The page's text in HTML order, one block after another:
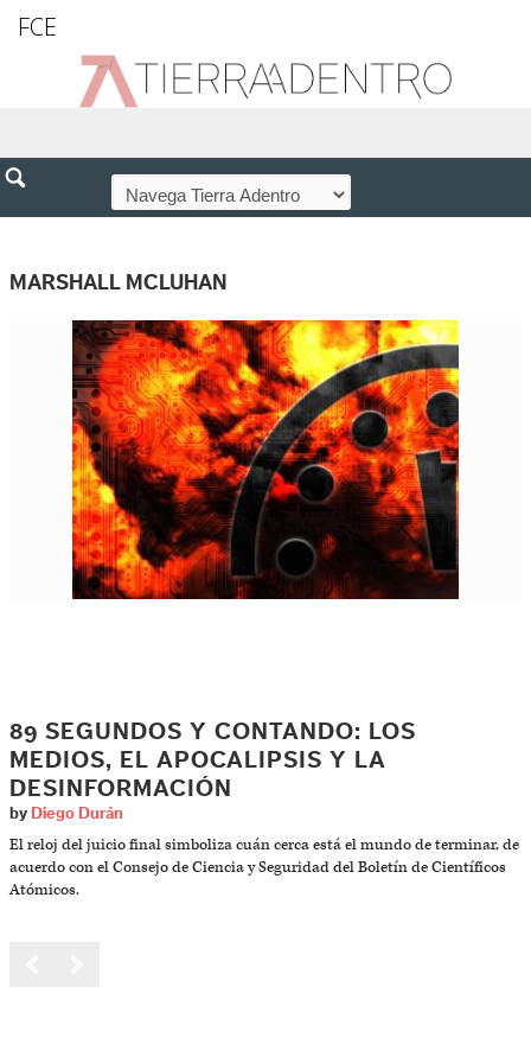
FCE
MARSHALL MCLUHAN
89 SEGUNDOS Y CONTANDO: LOS
MEDIOS, EL APOCALIPSIS Y LA
DESINFORMACIÓN
by Diego Durán
El reloj del juicio final simboliza cuán cerca está el mundo de terminar, de
acuerdo con el Consejo de Ciencia y Seguridad del Boletín de Científicos
Atómicos.